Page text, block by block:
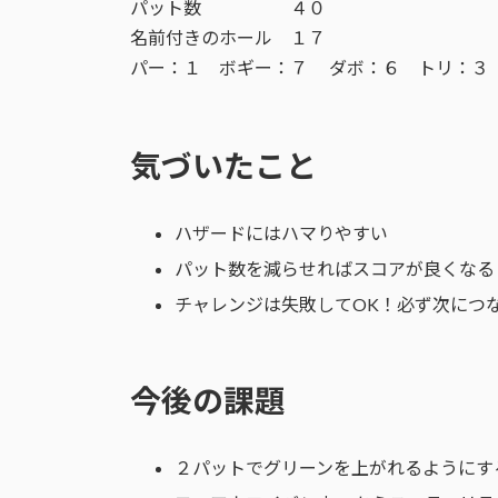
パット数 ４０
名前付きのホール １７
パー：１ ボギー：７ ダボ：６ トリ：３
気づいたこと
ハザードにはハマりやすい
パット数を減らせればスコアが良くなる
チャレンジは失敗してOK！必ず次につ
今後の課題
２パットでグリーンを上がれるようにす